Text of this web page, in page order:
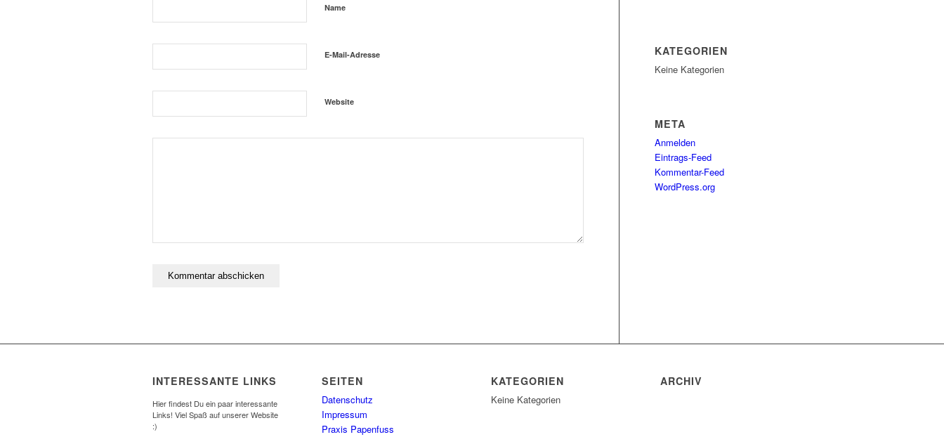
Name
E-Mail-Adresse
Website
KATEGORIEN
Keine Kategorien
META
Anmelden
Eintrags-Feed
Kommentar-Feed
WordPress.org
INTERESSANTE LINKS
Hier findest Du ein paar interessante
Links! Viel Spaß auf unserer Website
:)
SEITEN
Datenschutz
Impressum
Praxis Papenfuss
KATEGORIEN
Keine Kategorien
ARCHIV